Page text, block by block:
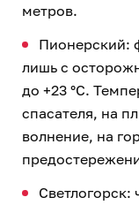
метров.
Пионерский:
лишь с
до +23 °C.
спасателя, на
волнение, на
Светлогорск: